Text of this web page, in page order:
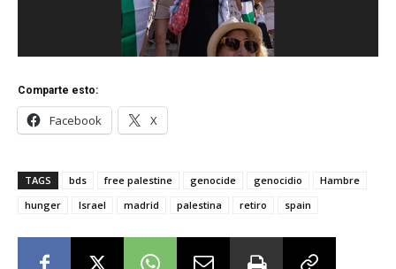
Comparte esto:
Facebook X
TAGS bds free palestine genocide genocidio
Hambre
hunger
Israel madrid palestina retiro spain